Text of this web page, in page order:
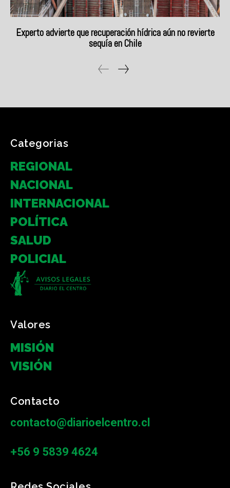
Categorias
REGIONAL
NACIONAL
INTERNACIONAL
POLÍTICA
SALUD
POLICIAL
Valores
MISIÓN
VISIÓN
Contacto
contacto@diarioelcentro.cl
+56 9 5839 4624